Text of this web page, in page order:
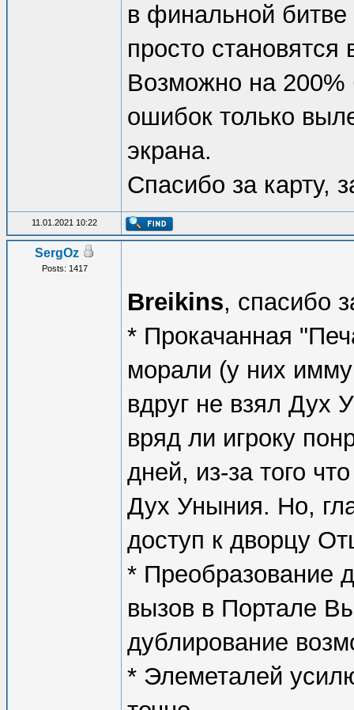
в финальной
просто становятся
Возможно на 200%
ошибок только
экрана.
Спасибо за карту,
11.01.2021 10:22
SergOz
Posts: 1417
Breikins, спасибо
* Прокачанная
морали (у них
вдруг не взял Дух
вряд ли игроку
дней, из-за того
Дух Уныния. Но,
доступ к дворцу
* Преобразование
вызов в Портале
дублирование
* Элеметалей